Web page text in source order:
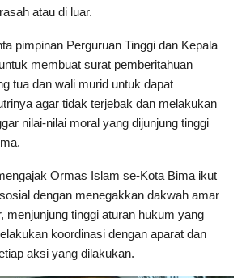
atau di luar.
pimpinan Perguruan Tinggi dan Kepala
membuat surat pemberitahuan
tua dan wali murid untuk dapat
agar tidak terjebak dan melakukan
nilai-nilai moral yang dijunjung tinggi
Ormas Islam se-Kota Bima ikut
dengan menegakkan dakwah amar
menjunjung tinggi aturan hukum yang
koordinasi dengan aparat dan
aksi yang dilakukan.